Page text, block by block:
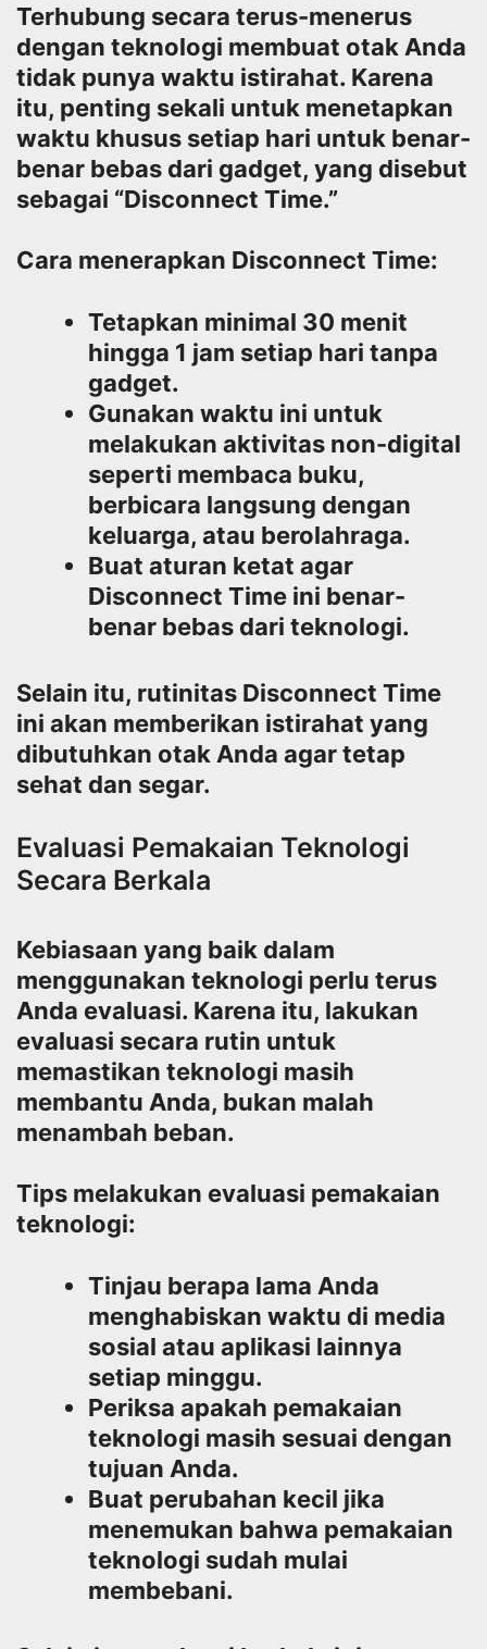
Terhubung secara terus-menerus
dengan teknologi membuat otak Anda
tidak punya waktu istirahat. Karena
itu, penting sekali untuk menetapkan
waktu khusus setiap hari untuk benar-
benar bebas dari gadget, yang disebut
sebagai “Disconnect Time.”
Cara menerapkan Disconnect Time:
Tetapkan minimal 30 menit
hingga 1 jam setiap hari tanpa
gadget.
Gunakan waktu ini untuk
melakukan aktivitas non-digital
seperti membaca buku,
berbicara langsung dengan
keluarga, atau berolahraga.
Buat aturan ketat agar
Disconnect Time ini benar-
benar bebas dari teknologi.
Selain itu, rutinitas Disconnect Time
ini akan memberikan istirahat yang
dibutuhkan otak Anda agar tetap
sehat dan segar.
Evaluasi Pemakaian Teknologi
Secara Berkala
Kebiasaan yang baik dalam
menggunakan teknologi perlu terus
Anda evaluasi. Karena itu, lakukan
evaluasi secara rutin untuk
memastikan teknologi masih
membantu Anda, bukan malah
menambah beban.
Tips melakukan evaluasi pemakaian
teknologi:
Tinjau berapa lama Anda
menghabiskan waktu di media
sosial atau aplikasi lainnya
setiap minggu.
Periksa apakah pemakaian
teknologi masih sesuai dengan
tujuan Anda.
Buat perubahan kecil jika
menemukan bahwa pemakaian
teknologi sudah mulai
membebani.